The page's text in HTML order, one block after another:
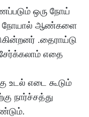
ஒரு நோய்
நோயால் ஆண்களை
.தைராய்டு
எதை
உடல் எடை கூடும்
நார்ச்சத்து